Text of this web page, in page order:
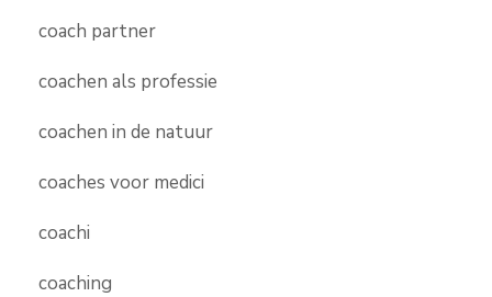
coach partner
coachen als professie
coachen in de natuur
coaches voor medici
coachi
coaching